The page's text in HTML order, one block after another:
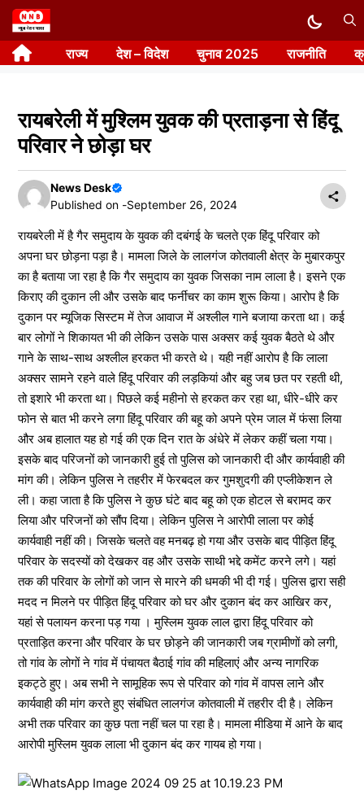
Skip
to
content राज्य देश – विदेश चुनाव 2025 राजनीति
रायबरेली में मुश्लिम युवक की प्रताड़ना से हिंदू
परिवार ने छोड़ा घर
News Desk
Published on -September 26, 2024
रायबरेली में है गैर समुदाय के युवक की दबंगई के चलते एक हिंदू परिवार को
अपना घर छोड़ना पड़ा है। मामला जिले के लालगंज कोतवाली क्षेत्र के मुबारकपुर
का है बताया जा रहा है कि गैर समुदाय का युवक जिसका नाम लाला है। इसने एक
किराए की दुकान ली और उसके बाद फर्नीचर का काम शुरू किया। आरोप है कि
दुकान पर म्यूजिक सिस्टम में तेज आवाज में अश्लील गाने बजाया करता था। कई
बार लोगों ने शिकायत भी की लेकिन उसके पास अक्सर कई युवक बैठते थे और
गाने के साथ-साथ अश्लील हरकत भी करते थे। यही नहीं आरोप है कि लाला
अक्सर सामने रहने वाले हिंदू परिवार की लड़कियां और बहु जब छत पर रहती थी,
तो इशारे भी करता था। पिछले कई महीनो से हरकत कर रहा था, धीरे-धीरे कर
फोन से बात भी करने लगा हिंदू परिवार की बहू को अपने प्रेम जाल में फंसा लिया
और अब हालात यह हो गई की एक दिन रात के अंधेरे में लेकर कहीं चला गया।
इसके बाद परिजनों को जानकारी हुई तो पुलिस को जानकारी दी और कार्यवाही की
मांग की। लेकिन पुलिस ने तहरीर में फेरबदल कर गुमशुदगी की एप्लीकेशन ले
ली। कहा जाता है कि पुलिस ने कुछ घंटे बाद बहू को एक होटल से बरामद कर
लिया और परिजनों को सौंप दिया। लेकिन पुलिस ने आरोपी लाला पर कोई
कार्यवाही नहीं की। जिसके चलते वह मनबढ़ हो गया और उसके बाद पीड़ित हिंदू
परिवार के सदस्यों को देखकर वह और उसके साथी भद्दे कमेंट करने लगे। यहां
तक की परिवार के लोगों को जान से मारने की धमकी भी दी गई। पुलिस द्वारा सही
मदद न मिलने पर पीड़ित हिंदू परिवार को घर और दुकान बंद कर आखिर कर,
यहां से पलायन करना पड़ गया । मुस्लिम युवक लाल द्वारा हिंदू परिवार को
प्रताड़ित करना और परिवार के घर छोड़ने की जानकारी जब ग्रामीणों को लगी,
तो गांव के लोगों ने गांव में पंचायत बैठाई गांव की महिलाएं और अन्य नागरिक
इकट्ठे हुए। अब सभी ने सामूहिक रूप से परिवार को गांव में वापस लाने और
कार्यवाही की मांग करते हुए संबंधित लालगंज कोतवाली में तहरीर दी है। लेकिन
अभी तक परिवार का कुछ पता नहीं चल पा रहा है। मामला मीडिया में आने के बाद
आरोपी मुस्लिम युवक लाला भी दुकान बंद कर गायब हो गया।